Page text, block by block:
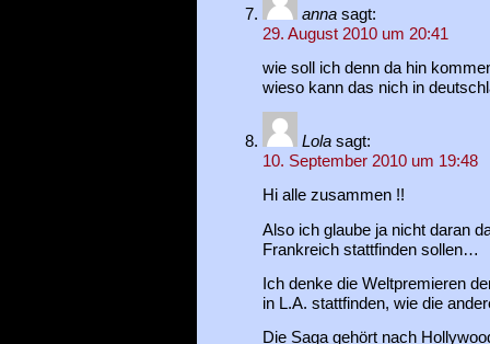
anna sagt:
29. August 2010 um 20:41
wie soll ich denn da hin
wieso kann das nich in
Lola sagt:
10. September 2010 um 19:48
Hi alle zusammen !!
Also ich glaube ja nicht daran
Frankreich stattfinden sollen…
Ich denke die Weltpremieren
in L.A. stattfinden, wie die
Die Saga gehört nach